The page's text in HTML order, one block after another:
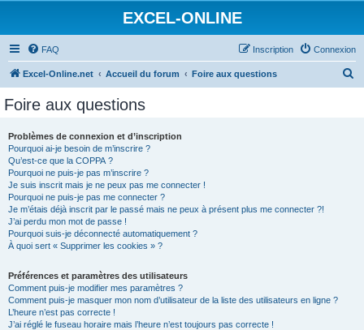
EXCEL-ONLINE
FAQ Connexion
Inscription
Excel-Online.net Accueil du forum Foire aux questions
Foire aux questions
Problèmes de connexion et d’inscription
Pourquoi ai-je besoin de m’inscrire ?
Qu’est-ce que la COPPA ?
Pourquoi ne puis-je pas m’inscrire ?
Je suis inscrit mais je ne peux pas me connecter !
Pourquoi ne puis-je pas me connecter ?
Je m’étais déjà inscrit par le passé mais ne peux à présent plus me connecter ?!
J’ai perdu mon mot de passe !
Pourquoi suis-je déconnecté automatiquement ?
À quoi sert « Supprimer les cookies » ?
Préférences et paramètres des utilisateurs
Comment puis-je modifier mes paramètres ?
Comment puis-je masquer mon nom d’utilisateur de la liste des utilisateurs en ligne ?
L’heure n’est pas correcte !
J’ai réglé le fuseau horaire mais l’heure n’est toujours pas correcte !